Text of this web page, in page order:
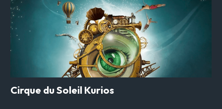
Cirque du Soleil Kurios